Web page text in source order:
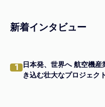
新着インタビュー
1
日本発、世界へ 航空機産
き込む壮大なプロジェク